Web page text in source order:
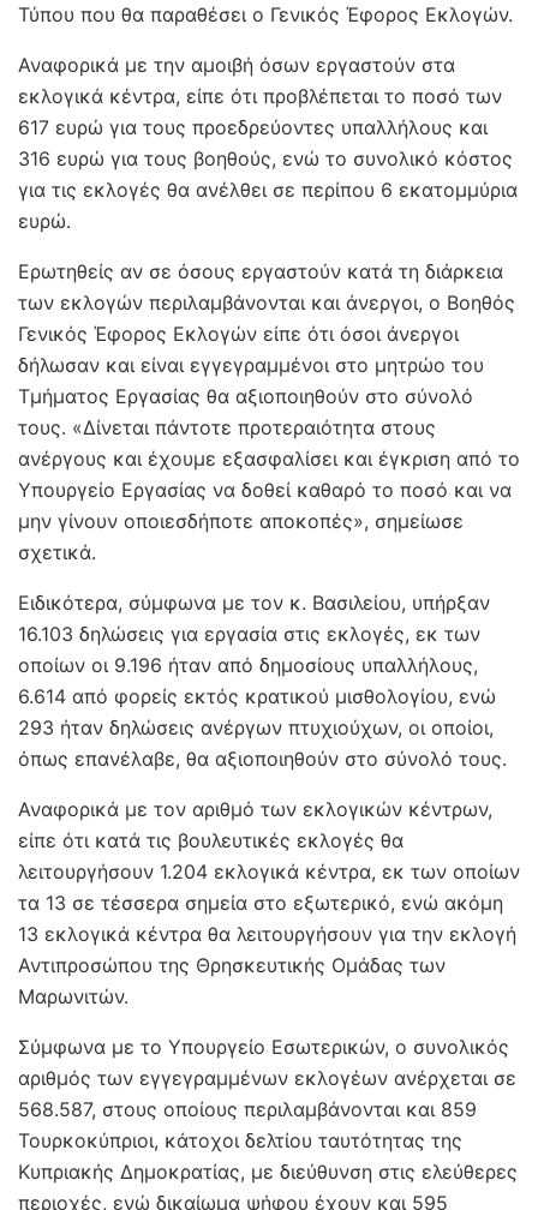
Τύπου που θα παραθέσει ο Γενικός Έφορος Εκλογών.
Αναφορικά με την αμοιβή όσων εργαστούν στα
εκλογικά κέντρα, είπε ότι προβλέπεται το ποσό των
617 ευρώ για τους προεδρεύοντες υπαλλήλους και
316 ευρώ για τους βοηθούς, ενώ το συνολικό κόστος
για τις εκλογές θα ανέλθει σε περίπου 6 εκατομμύρια
ευρώ.
Ερωτηθείς αν σε όσους εργαστούν κατά τη διάρκεια
των εκλογών περιλαμβάνονται και άνεργοι, ο Βοηθός
Γενικός Έφορος Εκλογών είπε ότι όσοι άνεργοι
δήλωσαν και είναι εγγεγραμμένοι στο μητρώο του
Τμήματος Εργασίας θα αξιοποιηθούν στο σύνολό
τους. «Δίνεται πάντοτε προτεραιότητα στους
ανέργους και έχουμε εξασφαλίσει και έγκριση από το
Υπουργείο Εργασίας να δοθεί καθαρό το ποσό και να
μην γίνουν οποιεσδήποτε αποκοπές», σημείωσε
σχετικά.
Ειδικότερα, σύμφωνα με τον κ. Βασιλείου, υπήρξαν
16.103 δηλώσεις για εργασία στις εκλογές, εκ των
οποίων οι 9.196 ήταν από δημοσίους υπαλλήλους,
6.614 από φορείς εκτός κρατικού μισθολογίου, ενώ
293 ήταν δηλώσεις ανέργων πτυχιούχων, οι οποίοι,
όπως επανέλαβε, θα αξιοποιηθούν στο σύνολό τους.
Αναφορικά με τον αριθμό των εκλογικών κέντρων,
είπε ότι κατά τις βουλευτικές εκλογές θα
λειτουργήσουν 1.204 εκλογικά κέντρα, εκ των οποίων
τα 13 σε τέσσερα σημεία στο εξωτερικό, ενώ ακόμη
13 εκλογικά κέντρα θα λειτουργήσουν για την εκλογή
Αντιπροσώπου της Θρησκευτικής Ομάδας των
Μαρωνιτών.
Σύμφωνα με το Υπουργείο Εσωτερικών, ο συνολικός
αριθμός των εγγεγραμμένων εκλογέων ανέρχεται σε
568.587, στους οποίους περιλαμβάνονται και 859
Τουρκοκύπριοι, κάτοχοι δελτίου ταυτότητας της
Κυπριακής Δημοκρατίας, με διεύθυνση στις ελεύθερες
περιοχές, ενώ δικαίωμα ψήφου έχουν και 595